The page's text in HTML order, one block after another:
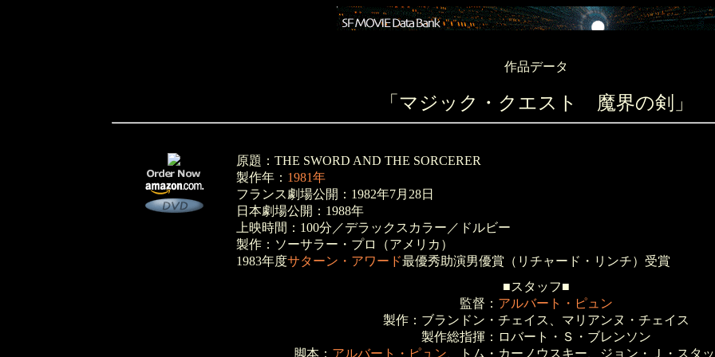
作品データ
「マジック・クエスト 魔界の剣」
原題：THE SWORD AND THE SORCERER
製作年： 1981年
フランス劇場公開：1982年7月28日
日本劇場公開：1988年
上映時間：100分／デラックスカラー／ドルビー
製作：ソーサラー・プロ（アメリカ）
1983年度サターン・アワード最優秀助演男優賞（リチャード・リンチ）受賞
■スタッフ■
監督： アルバート・ピュン
製作：ブランドン・チェイス、マリアンヌ・チェイス
製作総指揮：ロバート・Ｓ・ブレンソン
脚本： アルバート・ピュン 、トム・カーノウスキー、ジョン・Ｊ・スタ